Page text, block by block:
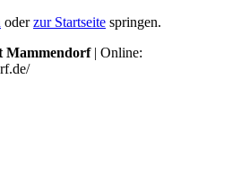
oderzur Startseite springen.
Mammendorf| Online: